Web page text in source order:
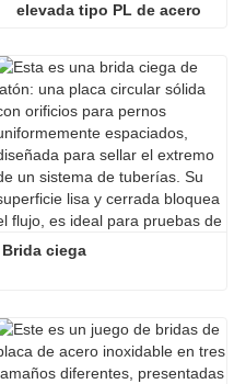
elevada tipo PL de acero
Brida ciega